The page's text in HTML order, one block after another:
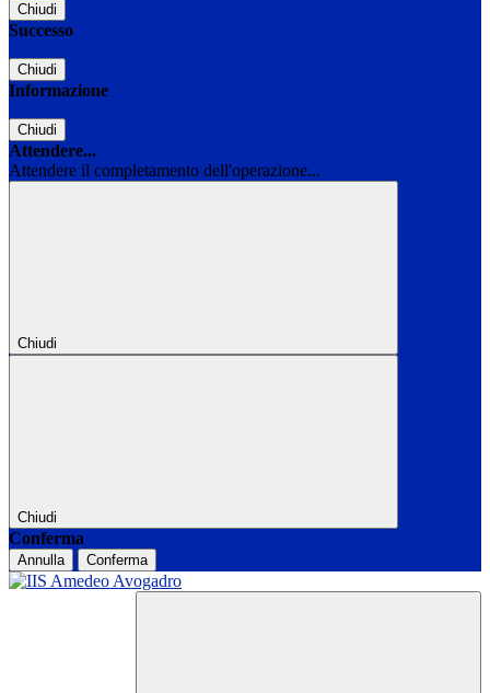
Chiudi
Successo
Chiudi
Informazione
Chiudi
Attendere...
Attendere il completamento dell'operazione...
Chiudi
Chiudi
Conferma
Annulla Conferma